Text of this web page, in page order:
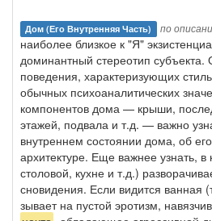
Дом (его Внутренняя Часть) по
наиболее близкое к "Я"
доминантный стереотип субъекта.
поведе­ния, характеризующих
обычных психо­аналитических
компонентов дома — крыши,
этажей, подвала и т.д. — важно
внутреннем состоянии дома, об
архитектуре. Еще важнее узнать,
столовой, кухне и т.д.)
сновидения. Если видится ванная
зывает на пустой эротизм,